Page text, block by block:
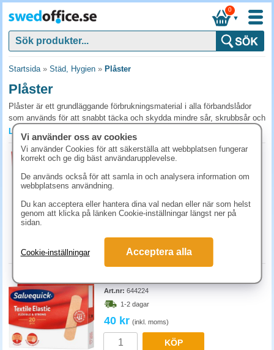
▼
0
Startsida» Städ, Hygien » Plåster
Plåster
Plåster är ett grundläggande förbrukningsmaterial i alla förbandslådor
som används för att snabbt täcka och skydda mindre sår, skrubbsår och
blåsor på arbetsplatsen. Sortimentet finns i en rad storlekar, material
och utföranden — från klassiska tygplåster till vattentåliga och sterila
specialvarianter för hygienikänsliga miljöer. Beställ plåster i praktiska
storpack hos SwedOffice för att alltid ha en välfylld förbandslåda.
Vanliga frågor om plåster
Vilka typer av plåster behöver vi ha i förbandslådan?
En välsorterad förbandslåda bör innehålla plåster i flera storlekar:
fingertuppsplåster, standardplåster för mindre sår och knäplåster för
större ytor. Tygplåster ger god vidhäftning och andningsförmåga, medan
vattentåliga varianter passar miljöer med kontakt med vatten eller
Hur ofta bör vi fylla på plåster på arbetsplatsen?
Kontrollera förbandslådan minst kvartalsvis och efter varje användning.
Plåster med utgången hållbarhet bör bytas ut eftersom vidhäftningen
försämras med tiden. Hos SwedOffice hittar du plåster i storpack och
refillförpackningar anpassade för arbetsplatsens behov.
Läs mer »
Plåsterrefill Salvequick 6444 textil
Art.nr:658063
448.80 kr (inkl. moms)
Art.nr: 644224
1-2 dagar
40 kr (inkl. moms)
KÖP
Vi använder oss av cookies
Vi använder Cookies för att säkerställa att webbplatsen fungerar
korrekt och ge dig bäst användarupplevelse.
De används också för att samla in och analysera information om
webbplatsens användning.
Du kan acceptera eller hantera dina val nedan eller när som helst
genom att klicka på länken Cookie-inställningar längst ner på
sidan.
Cookie-inställningar Acceptera alla